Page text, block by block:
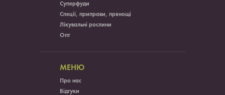
Суперфуди
Спеції, приправи, прянощі
Лікувальні рослини
Опт
МЕНЮ
Про нас
Відгуки